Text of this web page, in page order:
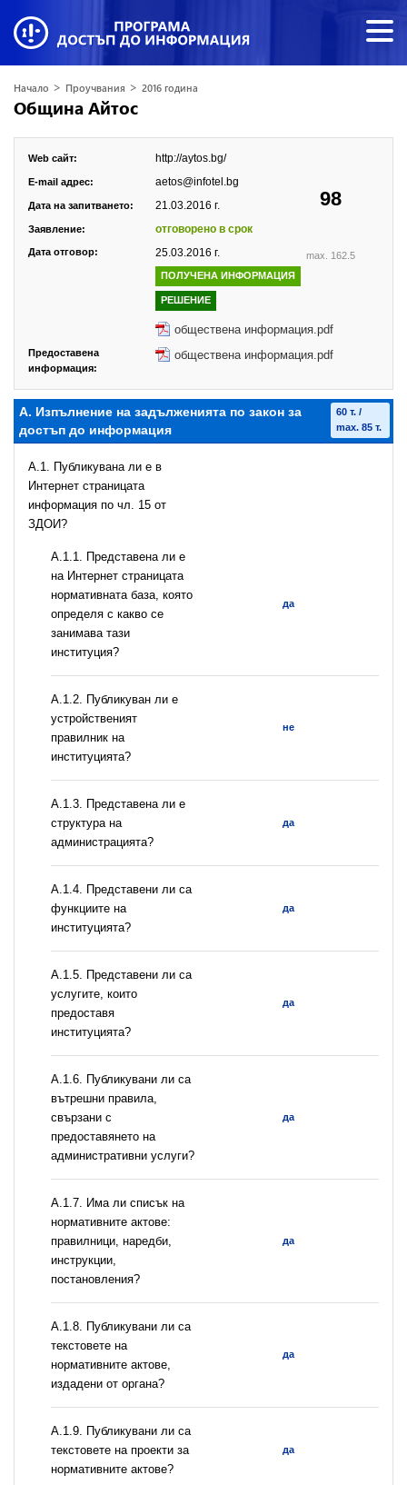
Начало > Проучвания > 2016 година
Община Айтос
98
max. 162.5
Web сайт: http://aytos.bg/
E-mail адрес: aetos@infotel.bg
Дата на запитването: 21.03.2016 г.
Заявление: отговорено в срок
Дата отговор: 25.03.2016 г.
ПОЛУЧЕНА ИНФОРМАЦИЯ
РЕШЕНИЕ
обществена информация.pdf
Предоставена
информация:
обществена информация.pdf
А. Изпълнение на задълженията по закон за
достъп до информация
60 т. /
max. 85 т.
A.1. Публикувана ли е в
Интернет страницата
информация по чл. 15 от
ЗДОИ?
A.1.1. Представена ли е
на Интернет страницата
нормативната база, която
определя с какво се
занимава тази
институция?
да
A.1.2. Публикуван ли е
устройственият
правилник на
институцията?
не
A.1.3. Представена ли е
структура на
администрацията?
да
А.1.4. Представени ли са
функциите на
институцията?
да
А.1.5. Представени ли са
услугите, които
предоставя
институцията?
да
А.1.6. Публикувани ли са
вътрешни правила,
свързани с
предоставянето на
административни услуги?
да
А.1.7. Има ли списък на
нормативните актове:
правилници, наредби,
инструкции,
постановления?
да
А.1.8. Публикувани ли са
текстовете на
нормативните актове,
издадени от органа?
да
А.1.9. Публикувани ли са
текстовете на проекти за
нормативните актове?
да